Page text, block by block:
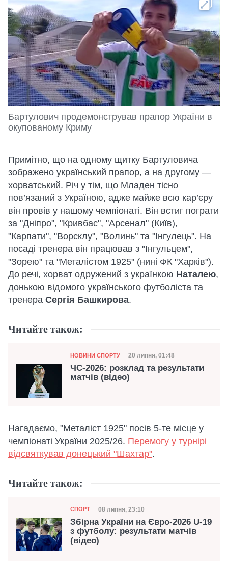
Бартулович продемонстрував прапор України в
окупованому Криму
Примітно, що на одному щитку Бартуловича
зображено український прапор, а на другому —
хорватський. Річ у тім, що Младен тісно
пов’язаний з Україною, адже майже всю кар’єру
він провів у нашому чемпіонаті. Він встиг пограти
за "Дніпро", "Кривбас", "Арсенал" (Київ),
"Карпати", "Ворсклу", "Волинь" та "Інгулець". На
посаді тренера він працював з "Інгульцем",
"Зорею" та "Металістом 1925" (нині ФК "Харків").
До речі, хорват одружений з українкою Наталею,
донькою відомого українського футболіста та
тренера Сергія Башкирова.
Читайте також:
Категорія
НОВИНИ СПОРТУ Дата публікації
20 липня, 01:48
ЧС-2026: розклад та результати
матчів (відео)
Нагадаємо, "Металіст 1925" посів 5-те місце у
чемпіонаті України 2025/26. Перемогу у турнірі
відсвяткував донецький "Шахтар".
Читайте також:
Категорія
СПОРТ Дата публікації
08 липня, 23:10
Збірна України на Євро-2026 U-19
з футболу: результати матчів
(відео)